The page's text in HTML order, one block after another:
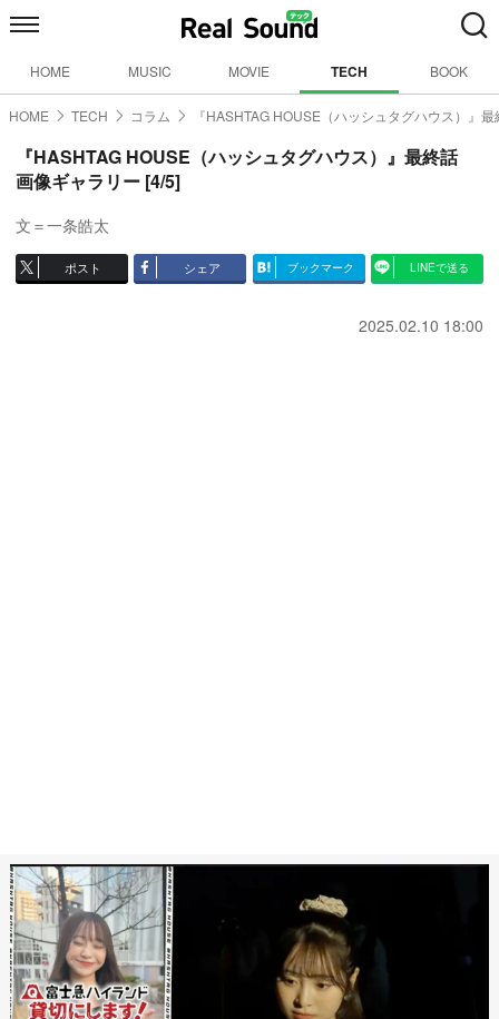
HOME MUSIC MOVIE TECH BOOK
HOME TECH コラム 『HASHTAG HOUSE（ハッシュタグハウス）』最
『HASHTAG HOUSE（ハッシュタグハウス）』最終話
画像ギャラリー [4/5]
文＝一条皓太
ポスト シェア ブックマーク LINEで送る
2025.02.10 18:00